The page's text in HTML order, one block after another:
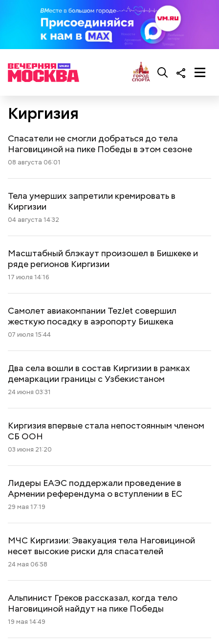
Киргизия
Спасатели не смогли добраться до тела
Наговициной на пике Победы в этом сезоне
08 августа 06:01
Тела умерших запретили кремировать в
Киргизии
04 августа 14:32
Масштабный блэкаут произошел в Бишкеке и
ряде регионов Киргизии
17 июля 14:16
Самолет авиакомпании TezJet совершил
жесткую посадку в аэропорту Бишкека
07 июля 15:44
Два села вошли в состав Киргизии в рамках
демаркации границы с Узбекистаном
24 июня 03:31
Киргизия впервые стала непостоянным членом
СБ ООН
03 июня 21:20
Лидеры ЕАЭС поддержали проведение в
Армении референдума о вступлении в ЕС
29 мая 17:19
МЧС Киргизии: Эвакуация тела Наговициной
несет высокие риски для спасателей
24 мая 06:58
Альпинист Греков рассказал, когда тело
Наговициной найдут на пике Победы
19 мая 14:49